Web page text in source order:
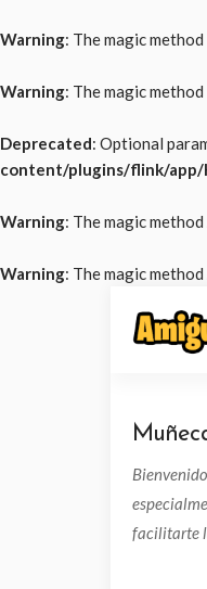
Warning: The magic
Warning: The magic
Deprecated: Optional
content/plugins/flink/app/
Warning: The magic
Warning: The magic
facilitarte